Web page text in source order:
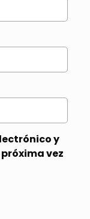
y
vez